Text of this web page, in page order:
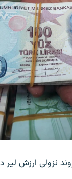
نزولی ارزش لیر